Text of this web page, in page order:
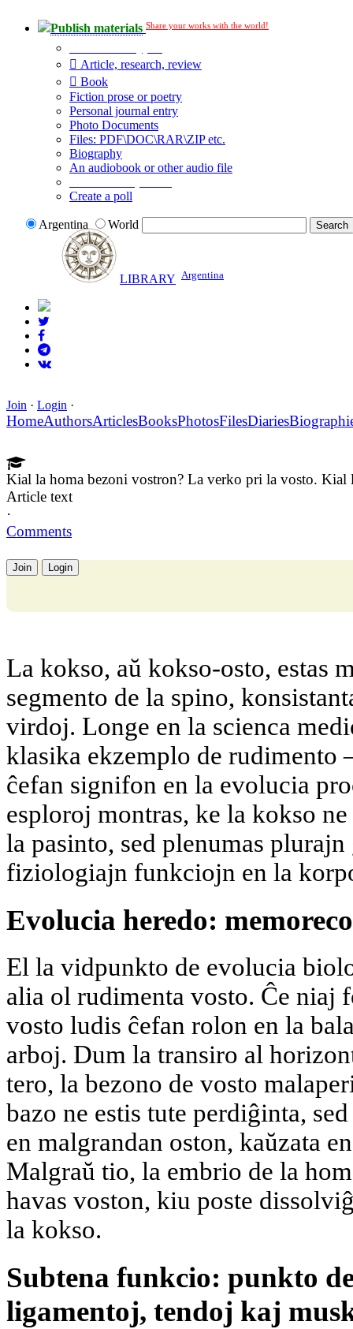
Publish materials Share your works with the world!
Article, research, review
Book
Fiction prose or poetry
Personal journal entry
Photo Documents
Files: PDF\DOC\RAR\ZIP etc.
Biography
An audiobook or other audio file
Create a poll
Argentina World
LIBRARY Argentina
Join · Login ·
HomeAuthorsArticlesBooksPhotosFilesDiaries
Kial la homa bezoni vostron? La verko pri la vosto. Kial
Article text
·
Comments
Join Login
La kokso, aŭ kokso-osto, estas
segmento de la spino,
virdoj. Longe en la scienca
klasika ekzemplo de
ĉefan signifon en la evolucia
esploroj montras, ke la kokso
la pasinto, sed plenumas
fiziologiajn funkciojn en la
Evolucia heredo:
El la vidpunkto de evolucia
alia ol rudimenta vosto. Ĉe niaj
vosto ludis ĉefan rolon en la
arboj. Dum la transiro al
tero, la bezono de vosto
bazo ne estis tute perdiĝinta,
en malgrandan oston, kaŭzata
Malgraŭ tio, la embrio de la
havas voston, kiu poste
la kokso.
Subtena funkcio: punkto
ligamentoj, tendoj kaj